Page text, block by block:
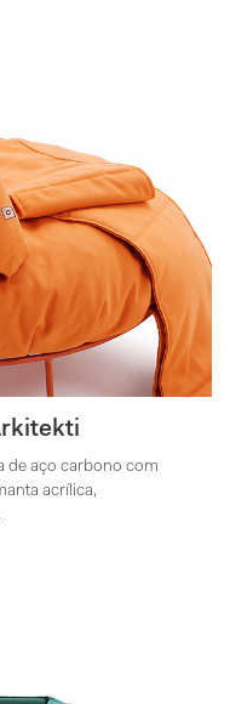
de aço carbono com
acrílica,